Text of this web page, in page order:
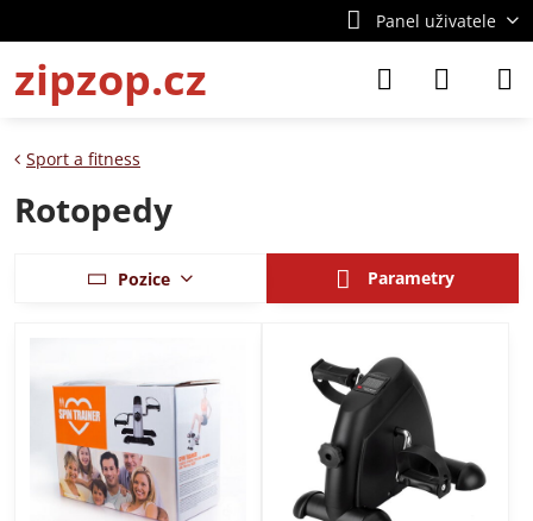
Panel uživatele
zipzop.cz
Sport a fitness
Rotopedy
Pozice Parametry